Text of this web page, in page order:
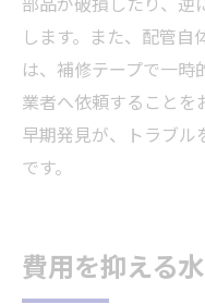
部品が破損したり、逆
します。また、配管自
は、補修テープで一時
業者へ依頼することを
早期発見が、トラブル
です。
費用を抑える